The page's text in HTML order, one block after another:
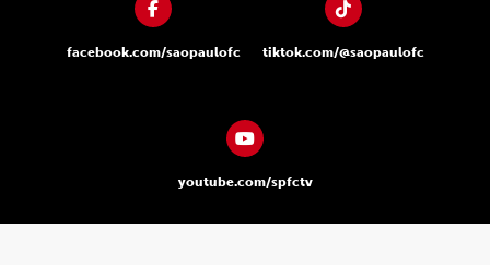
facebook.com/saopaulofc tiktok.com/@saopaulofc
youtube.com/spfctv